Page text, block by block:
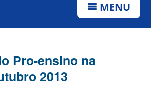
MENU
Pro-ensino na
2013